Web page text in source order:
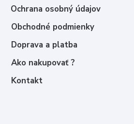
Ochrana osobný údajov
Obchodné podmienky
Doprava a platba
Ako nakupovať ?
Kontakt